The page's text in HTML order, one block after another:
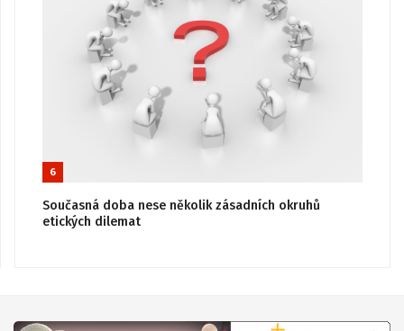
6
Současná doba nese několik zásadních okruhů
etických dilemat